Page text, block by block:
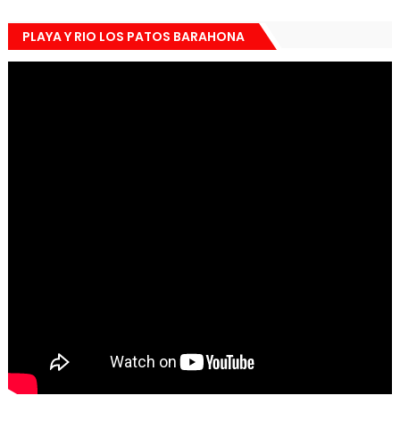
PLAYA Y RIO LOS PATOS BARAHONA